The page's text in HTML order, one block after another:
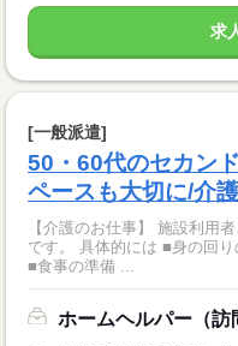
求
[一般派遣]
50・60代のセカン
ペースも大切に/介護
【介護のお仕事】 施設利用
です。 具体的には ■身の回りのお世話 ■レクリエーションの見守り
■食事の準備 ...
ホームヘルパー（訪